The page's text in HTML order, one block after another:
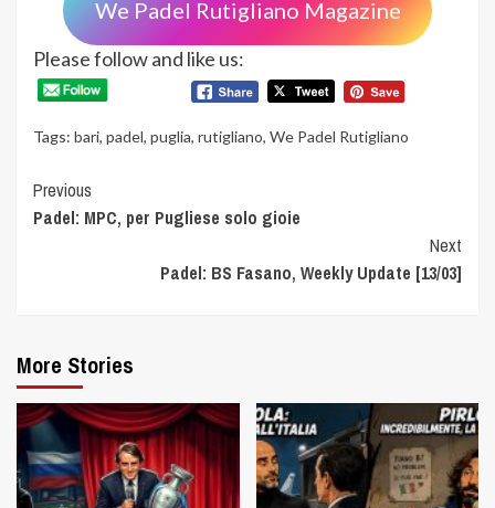
We Padel Rutigliano Magazine
Please follow and like us:
Tags: bari, padel, puglia, rutigliano, We Padel Rutigliano
Continue
Reading
Previous
Padel: MPC, per Pugliese solo gioie
Next
Padel: BS Fasano, Weekly Update [13/03]
More Stories